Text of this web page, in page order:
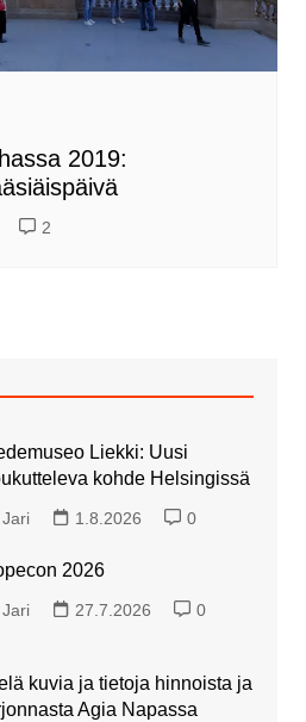
2019:
2
Liekki: Uusi
kohde Helsingissä
Jari 1.8.2026 0
2026
Jari 27.7.2026 0
kuvia ja tietoja hinnoista ja
Agia Napassa